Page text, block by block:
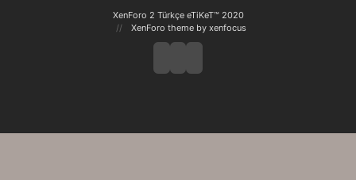
XenForo 2 Türkçe eTiKeT™ 2020
XenForo theme by xenfocus